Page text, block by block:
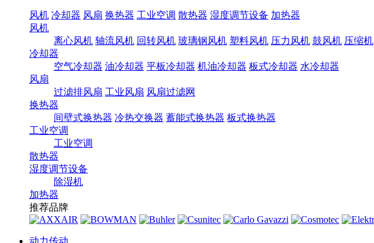
风机 冷却器 风扇 换热器 工业空调 散热器 湿度调节设备 加热器
风机
离心风机 轴流风机 回转风机 玻璃钢风机 塑料风机 压力风机 鼓风机 压缩机
冷却器
空气冷却器 油冷却器 平板冷却器 机油冷却器 板式冷却器 水冷却器
风扇
过滤排风扇 工业风扇 风扇过滤网
换热器
间壁式换热器 冷热交换器 蓄能式换热器 板式换热器
工业空调
工业空调
散热器
湿度调节设备
除湿机
加热器
推荐品牌
动力传动